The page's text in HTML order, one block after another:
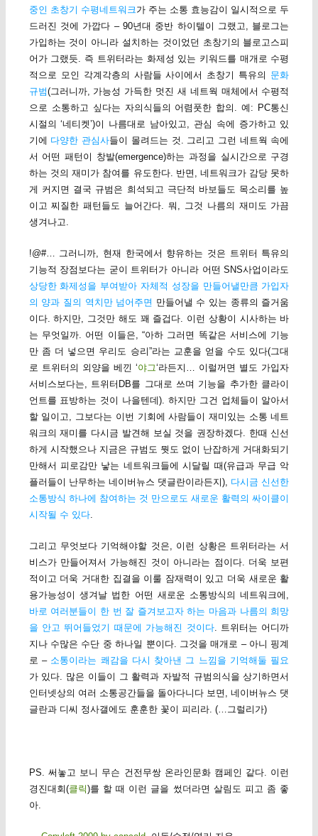
중인 초창기 수평네트워크가 주는 소통 효능감이 일시적으로 두
드러진 것에 가깝다 – 90년대 중반 하이텔이 그랬고, 블로그는
가입하는 것이 아니라 설치하는 것이었던 초창기의 블로고스피
어가 그랬듯. 즉 트위터라는 화제성 있는 키워드를 매개로 수평
적으로 모인 각계각층의 사람들 사이에서 초창기 특유의 문화
규범(그러니까, 가능성 가득한 멋진 새 네트웍 매체에서 수평적
으로 소통하고 싶다는 자의식들의 어렴풋한 합의. 예: PC통신
시절의 ‘네티켓’)이 나름대로 남아있고, 관심 속에 증가하고 있
기에 다양한 관심사들이 몰려드는 것. 그리고 그런 네트웍 속에
서 어떤 패턴이 창발(emergence)하는 과정을 실시간으로 구경
하는 것의 재미가 참여를 유도한다. 반면, 네트워크가 감당 못하
게 커지면 결국 규범은 희석되고 극단적 바보들도 목소리를 높
이고 찌질한 패턴들도 늘어간다. 뭐, 그것 나름의 재미도 가끔
생겨나고.
!@#… 그러니까, 현재 한국에서 향유하는 것은 트위터 특유의
기능적 장점보다는 굳이 트위터가 아니라 어떤 SNS사업이라도
상당한 화제성을 부여받아 자체적 성장을 만들어낼만큼 가입자
의 양과 질의 역치만 넘어주면 만들어낼 수 있는 종류의 즐거움
이다. 하지만, 그것만 해도 꽤 즐겁다. 이런 상황이 시사하는 바
는 무엇일까. 어떤 이들은, “아하 그러면 똑같은 서비스에 기능
만 좀 더 넣으면 우리도 승리”라는 교훈을 얻을 수도 있다(그대
로 트위터의 외양을 베낀 ‘야그‘라든지… 이럴꺼면 별도 가입자
서비스보다는, 트위터DB를 그대로 쓰며 기능을 추가한 클라이
언트를 표방하는 것이 나을텐데). 하지만 그건 업체들이 알아서
할 일이고, 그보다는 이번 기회에 사람들이 재미있는 소통 네트
워크의 재미를 다시금 발견해 보실 것을 권장하겠다. 한때 신선
하게 시작했으나 지금은 규범도 뭣도 없이 난잡하게 거대화되기
만해서 피로감만 낳는 네트워크들에 시달릴 때(유급과 무급 악
플러들이 난무하는 네이버뉴스 댓글란이라든지), 다시금 신선한
소통방식 하나에 참여하는 것 만으로도 새로운 활력의 싸이클이
시작될 수 있다.
그리고 무엇보다 기억해야할 것은, 이런 상황은 트위터라는 서
비스가 만들어져서 가능해진 것이 아니라는 점이다. 더욱 보편
적이고 더욱 거대한 집결을 이룰 잠재력이 있고 더욱 새로운 활
용가능성이 생겨날 법한 어떤 새로운 소통방식의 네트워크에,
바로 여러분들이 한 번 잘 즐겨보고자 하는 마음과 나름의 희망
을 안고 뛰어들었기 때문에 가능해진 것이다. 트위터는 어디까
지나 수많은 수단 중 하나일 뿐이다. 그것을 매개로 – 아니 핑계
로 – 소통이라는 쾌감을 다시 찾아낸 그 느낌을 기억해둘 필요
가 있다. 많은 이들이 그 활력과 자발적 규범의식을 상기하면서
인터넷상의 여러 소통공간들을 돌아다니다 보면, 네이버뉴스 댓
글란과 디씨 정사갤에도 훈훈한 꽃이 피리라. (…그럴리가)
PS. 써놓고 보니 무슨 건전무쌍 온라인문화 캠페인 같다. 이런
경진대회(클릭)를 할 때 이런 글을 썼더라면 살림도 피고 좀 좋
아.